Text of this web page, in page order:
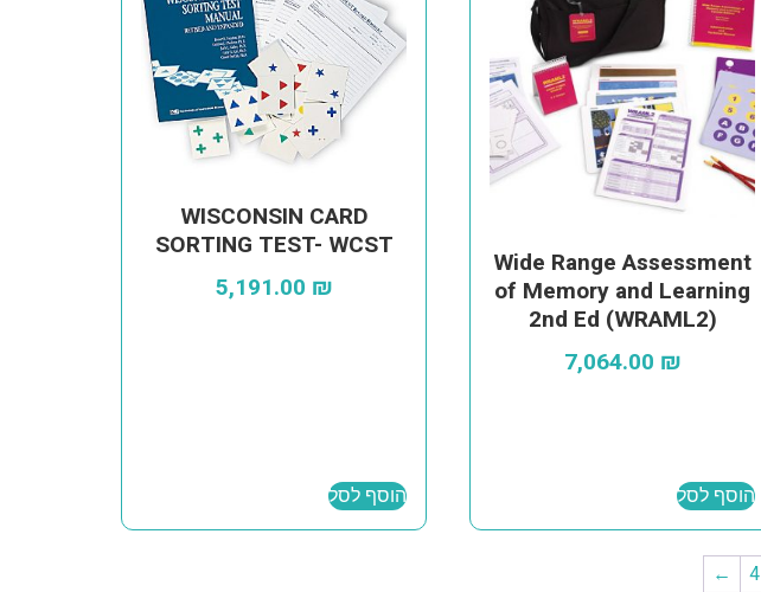
Wide Range Assessment
of Memory and Learning
2nd Ed (WRAML2)
7,064.00 ₪
הוסף לסל
WISCONSIN CARD
SORTING TEST- WCST
5,191.00 ₪
הוסף לסל
4
←